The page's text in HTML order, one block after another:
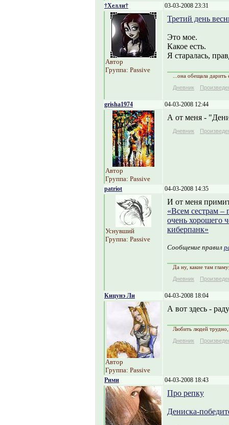
†Хелли† 03-03-2008 23:31
Автор
Группа: Passive
Третий день
Это мое.
Какое есть.
Я старалась,
...она обещала дарить
Дневник
grisha1974 04-03-2008 12:44
Автор
Группа: Passive
А от меня -
Дневник
patriot 04-03-2008 14:35
Уснувший
Группа: Passive
И от меня
«Всем сестрам –
очень хорошего
киберпанк»
Сообщение правил
Да ну, какие там
Дневник
Кицунэ Ли 04-03-2008 18:04
Автор
Группа: Passive
А вот здесь -
Любить людей
Дневник
Рими 04-03-2008 18:43
Про репку
Дениска-